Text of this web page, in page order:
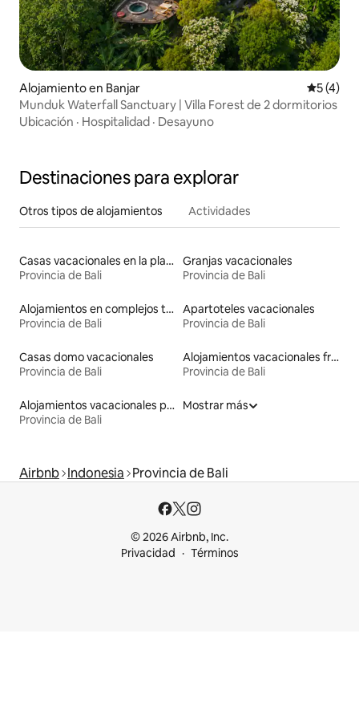
Alojamiento en Banjar
5 (4)
Munduk Waterfall Sanctuary | Villa Forest de 2 dormitorios
Ubicación · Hospitalidad · Desayuno
Destinaciones para explorar
Otros tipos de alojamientos Actividades
Casas vacacionales en la playa
Provincia de Bali
Granjas vacacionales
Provincia de Bali
Alojamientos en complejos turísticos
Provincia de Bali
Apartoteles vacacionales
Provincia de Bali
Casas domo vacacionales
Provincia de Bali
Alojamientos vacacionales frente a la playa
Provincia de Bali
Alojamientos vacacionales para familias
Provincia de Bali
Mostrar más
Airbnb Indonesia Provincia de Bali
© 2026 Airbnb, Inc.
Privacidad
Términos